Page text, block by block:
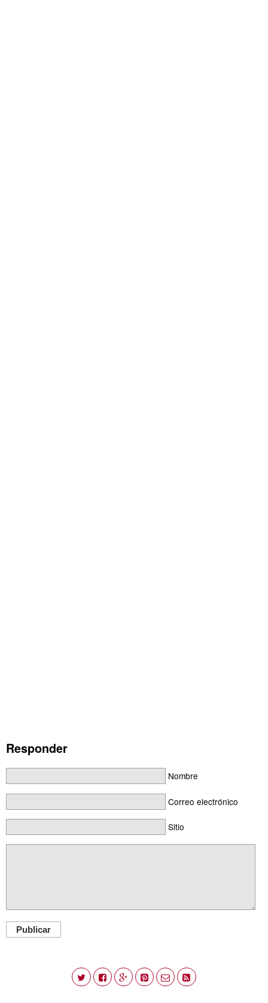
Responder
Nombre
Correo electrónico
Sitio
Publicar